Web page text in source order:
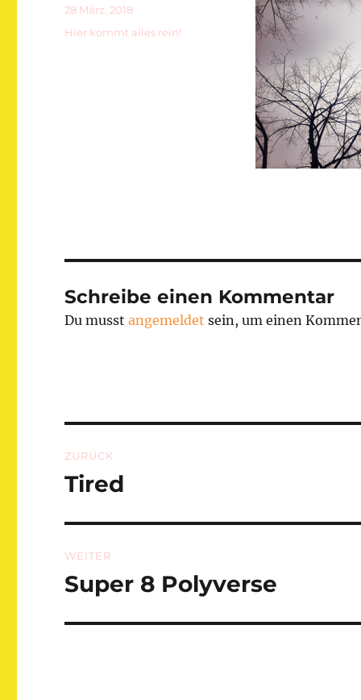
Veröffentlicht
am
28 März, 2018
Kategorien
Hier kommt alles rein!
Schreibe einen Kommentar
Du musstangemeldet sein, um einen
ZURÜCK
Vorheriger
Tired
WEITER
Nächster
Super 8 Polyverse